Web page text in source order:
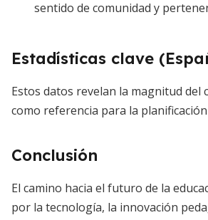
sentido de comunidad y
Estadísticas clave
Estos datos revelan la magnitud del
como referencia para la
Conclusión
El camino hacia el futuro de la
por la tecnología, la innovación